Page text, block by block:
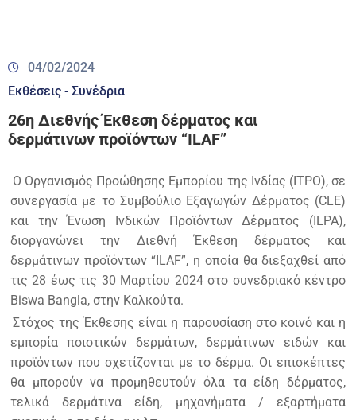
04/02/2024
Εκθέσεις - Συνέδρια
26η Διεθνής Έκθεση δέρματος και
δερμάτινων προϊόντων “ILAF”
Ο Οργανισμός Προώθησης Εμπορίου της Ινδίας (ITPO), σε
συνεργασία με το Συμβούλιο Εξαγωγών Δέρματος (CLE)
και την Ένωση Ινδικών Προϊόντων Δέρματος (ILPA),
διοργανώνει την Διεθνή Έκθεση δέρματος και
δερμάτινων προϊόντων “ILAF”, η οποία θα διεξαχθεί από
τις 28 έως τις 30 Μαρτίου 2024 στο συνεδριακό κέντρο
Biswa Bangla, στην Καλκούτα.
Στόχος της Έκθεσης είναι η παρουσίαση στο κοινό και η
εμπορία ποιοτικών δερμάτων, δερμάτινων ειδών και
προϊόντων που σχετίζονται με το δέρμα. Οι επισκέπτες
θα μπορούν να προμηθευτούν όλα τα είδη δέρματος,
τελικά δερμάτινα είδη, μηχανήματα / εξαρτήματα